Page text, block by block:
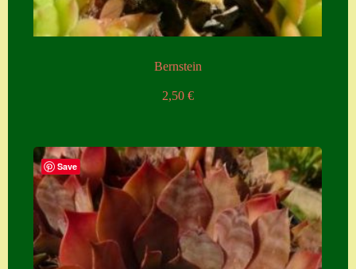
Bernstein
2,50 €
Save